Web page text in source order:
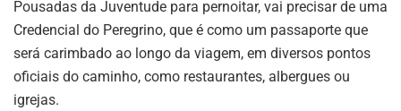
Pousadas da Juventude para pernoitar, vai precisar de uma
Credencial do Peregrino, que é como um passaporte que
será carimbado ao longo da viagem, em diversos pontos
oficiais do caminho, como restaurantes, albergues ou
igrejas.